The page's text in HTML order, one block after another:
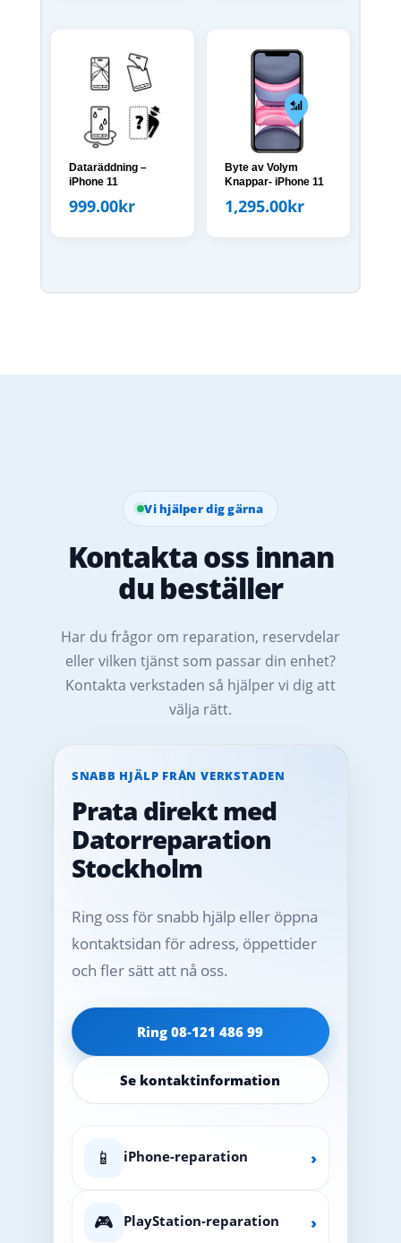
Dataräddning –
iPhone 11
999.00kr
Byte av Volym
Knappar- iPhone 11
1,295.00kr
Vi hjälper dig gärna
Kontakta oss innan
du beställer
Har du frågor om reparation, reservdelar
eller vilken tjänst som passar din enhet?
Kontakta verkstaden så hjälper vi dig att
välja rätt.
SNABB HJÄLP FRÅN VERKSTADEN
Prata direkt med
Datorreparation
Stockholm
Ring oss för snabb hjälp eller öppna
kontaktsidan för adress, öppettider
och fler sätt att nå oss.
Ring 08‑121 486 99
Se kontaktinformation
📱 iPhone-reparation ›
🎮 PlayStation-reparation ›